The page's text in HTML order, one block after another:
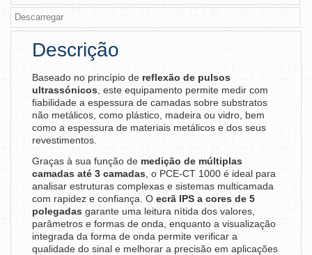
Descarregar
Descrição
Baseado no princípio de reflexão de pulsos
ultrassónicos , este equipamento permite medir com
fiabilidade a espessura de camadas sobre substratos
não metálicos, como plástico, madeira ou vidro, bem
como a espessura de materiais metálicos e dos seus
revestimentos.
Graças à sua função de medição de múltiplas
camadas até 3 camadas , o PCE-CT 1000 é ideal para
analisar estruturas complexas e sistemas multicamada
com rapidez e confiança. O ecrã IPS a cores de 5
polegadas garante uma leitura nítida dos valores,
parâmetros e formas de onda, enquanto a visualização
integrada da forma de onda permite verificar a
qualidade do sinal e melhorar a precisão em aplicações